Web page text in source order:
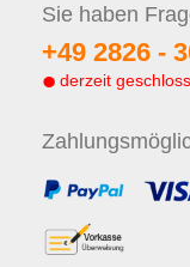
Sie haben
+49 2826 -
derzeit
Zahlungs